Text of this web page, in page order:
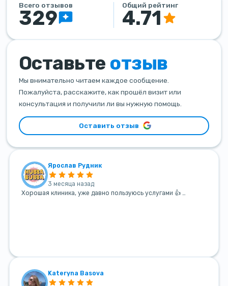
Всего отзывов
329
Общий рейтинг
4.71
Оставьте отзыв
Мы внимательно читаем каждое сообщение.
Пожалуйста, расскажите, как прошёл визит или
консультация и получили ли вы нужную помощь.
Оставить отзыв
Ярослав Рудник
3 месяца назад
Хорошая клиника, уже давно пользуюсь услугами 👍 …
Kateryna Basova